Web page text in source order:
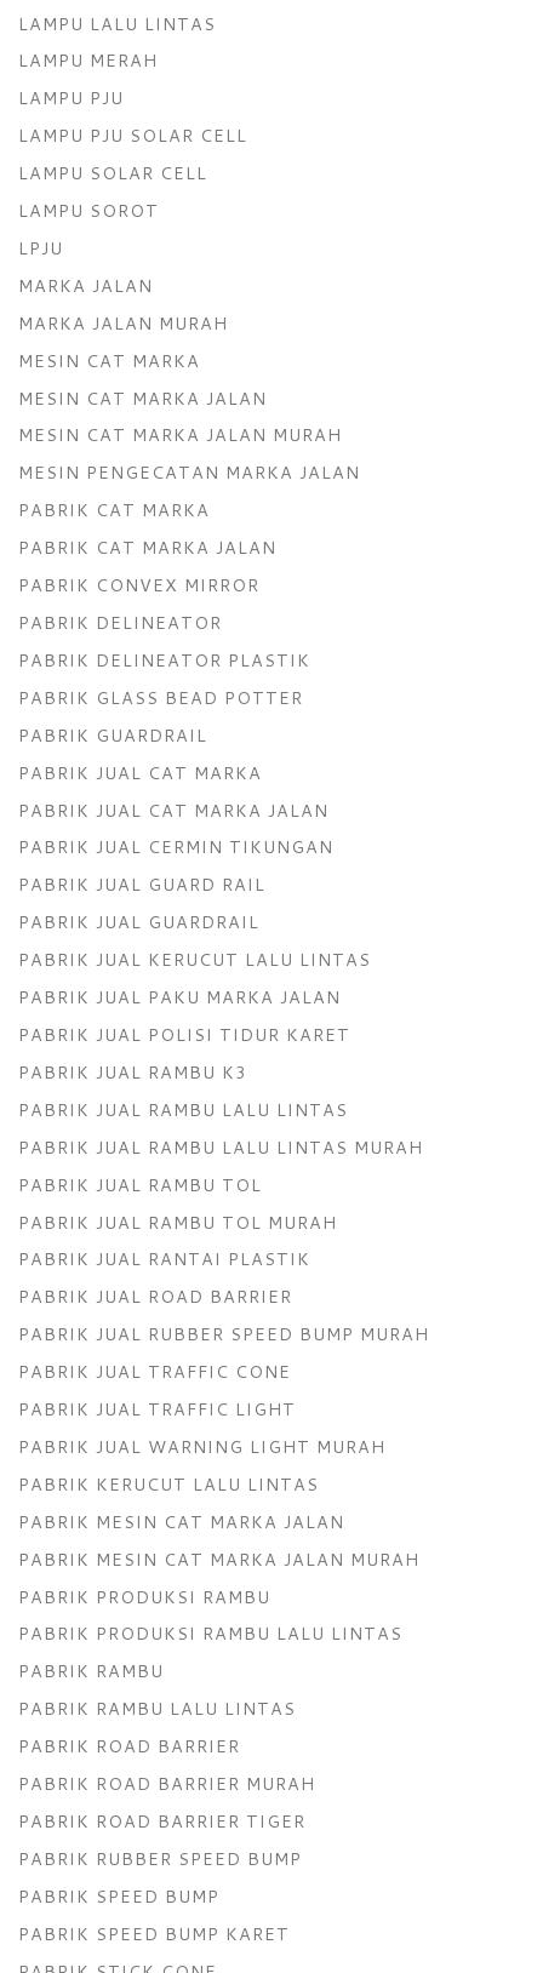
LAMPU LALU LINTAS
LAMPU MERAH
LAMPU PJU
LAMPU PJU SOLAR CELL
LAMPU SOLAR CELL
LAMPU SOROT
LPJU
MARKA JALAN
MARKA JALAN MURAH
MESIN CAT MARKA
MESIN CAT MARKA JALAN
MESIN CAT MARKA JALAN MURAH
MESIN PENGECATAN MARKA JALAN
PABRIK CAT MARKA
PABRIK CAT MARKA JALAN
PABRIK CONVEX MIRROR
PABRIK DELINEATOR
PABRIK DELINEATOR PLASTIK
PABRIK GLASS BEAD POTTER
PABRIK GUARDRAIL
PABRIK JUAL CAT MARKA
PABRIK JUAL CAT MARKA JALAN
PABRIK JUAL CERMIN TIKUNGAN
PABRIK JUAL GUARD RAIL
PABRIK JUAL GUARDRAIL
PABRIK JUAL KERUCUT LALU LINTAS
PABRIK JUAL PAKU MARKA JALAN
PABRIK JUAL POLISI TIDUR KARET
PABRIK JUAL RAMBU K3
PABRIK JUAL RAMBU LALU LINTAS
PABRIK JUAL RAMBU LALU LINTAS MURAH
PABRIK JUAL RAMBU TOL
PABRIK JUAL RAMBU TOL MURAH
PABRIK JUAL RANTAI PLASTIK
PABRIK JUAL ROAD BARRIER
PABRIK JUAL RUBBER SPEED BUMP MURAH
PABRIK JUAL TRAFFIC CONE
PABRIK JUAL TRAFFIC LIGHT
PABRIK JUAL WARNING LIGHT MURAH
PABRIK KERUCUT LALU LINTAS
PABRIK MESIN CAT MARKA JALAN
PABRIK MESIN CAT MARKA JALAN MURAH
PABRIK PRODUKSI RAMBU
PABRIK PRODUKSI RAMBU LALU LINTAS
PABRIK RAMBU
PABRIK RAMBU LALU LINTAS
PABRIK ROAD BARRIER
PABRIK ROAD BARRIER MURAH
PABRIK ROAD BARRIER TIGER
PABRIK RUBBER SPEED BUMP
PABRIK SPEED BUMP
PABRIK SPEED BUMP KARET